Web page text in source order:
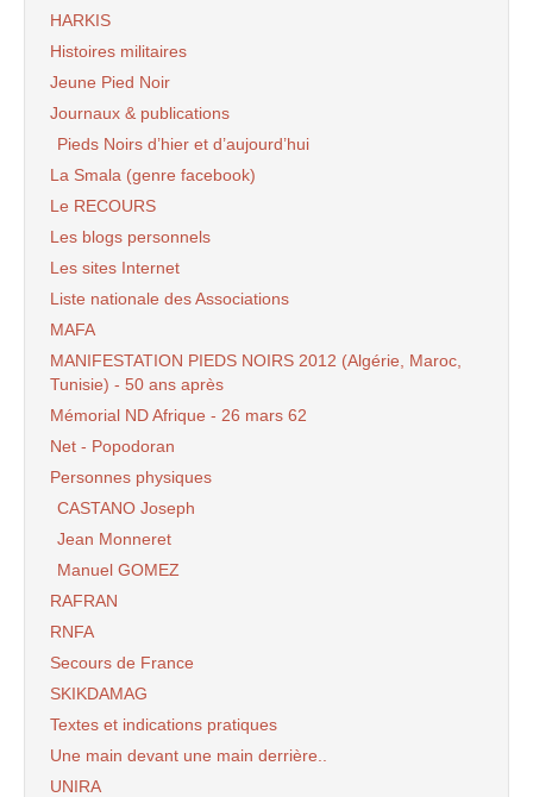
HARKIS
Histoires militaires
Jeune Pied Noir
Journaux & publications
Pieds Noirs d’hier et d’aujourd’hui
La Smala (genre facebook)
Le RECOURS
Les blogs personnels
Les sites Internet
Liste nationale des Associations
MAFA
MANIFESTATION PIEDS NOIRS 2012 (Algérie, Maroc,
Tunisie) - 50 ans après
Mémorial ND Afrique - 26 mars 62
Net - Popodoran
Personnes physiques
CASTANO Joseph
Jean Monneret
Manuel GOMEZ
RAFRAN
RNFA
Secours de France
SKIKDAMAG
Textes et indications pratiques
Une main devant une main derrière..
UNIRA